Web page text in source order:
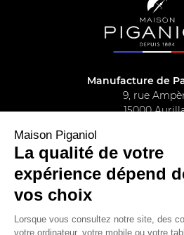
Manufacture de
9, rue
15000
Parapluie Piganiol
Maison Piganiol
Maison Piganiol
La qualité de votre
expérience dépend
vos choix
Lorsque vous consultez notre site, des
votre ordinateur, votre mobile ou votre